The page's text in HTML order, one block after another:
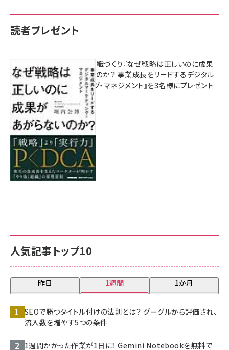
人気記事トップ10
昨日 1週間 1か月
SEOで勝つタイトル付けの法則とは？ グーグルから評価され、
流入数を増やす5つの条件
1週間かかった作業が1日に！ Gemini Notebookを無料で
読者プレゼント
成果を生む組織づくり『なぜ戦略は正しいのに成果
があがらないのか？ 事業成長をリードするデジタル
マーケティング・マネジメント』を3名様にプレゼント
8月7日 10:00